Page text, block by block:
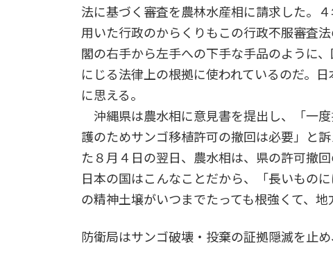
法に基づく審査を農林水産相に請求した。
用いた行政のからくりもこの行政不服審査
閣の右手から左手への下手な手品のように
にじる法律上の根拠に使われているのだ。
に思える。
沖縄県は農水相に意見書を提出し、「一
護のためサンゴ移植許可の撤回は必要」と
た８月４日の翌日、農水相は、県の許可撤
日本の国はこんなことだから、「長いもの
の精神土壌がいつまでたっても根強くて、
防衛局はサンゴ破壊・投棄の証拠隠滅を止